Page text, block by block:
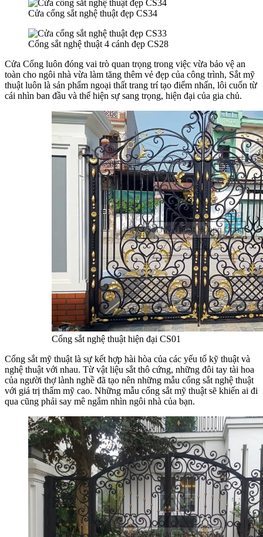
Cửa cổng sắt nghệ thuật đẹp CS34
Cổng sắt nghệ thuật 4 cánh đẹp CS28
Cửa Cổng luôn đóng vai trò quan trọng trong việc vừa bảo vệ an
toàn cho ngôi nhà vừa làm tăng thêm vẻ đẹp của công trình, Sắt mỹ
thuật luôn là sản phẩm ngoại thất trang trí tạo điểm nhấn, lôi cuốn từ
cái nhìn ban đầu và thể hiện sự sang trọng, hiện đại của gia chủ.
Cổng sắt nghệ thuật hiện đại CS01
Cổng sắt mỹ thuật là sự kết hợp hài hòa của các yếu tố kỹ thuật và
nghệ thuật với nhau. Từ vật liệu sắt thô cứng, những đôi tay tài hoa
của người thợ lành nghề đã tạo nên những mẫu cổng sắt nghệ thuật
với giá trị thẩm mỹ cao. Những mẫu cổng sắt mỹ thuật sẽ khiến ai đi
qua cũng phải say mê ngắm nhìn ngôi nhà của bạn.